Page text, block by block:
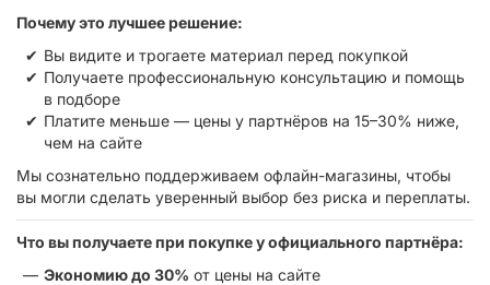
Почему это лучшее решение:
Вы видите и трогаете материал перед покупкой
Получаете профессиональную консультацию и помощь
в подборе
Платите меньше — цены у партнёров на 15–30% ниже,
чем на сайте
Мы сознательно поддерживаем офлайн-магазины, чтобы
вы могли сделать уверенный выбор без риска и переплаты.
Что вы получаете при покупке у официального партнёра:
Экономию до 30% от цены на сайте